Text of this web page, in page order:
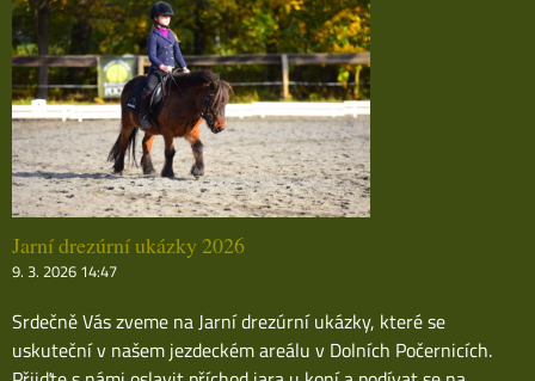
Jarní drezúrní ukázky 2026
9. 3. 2026 14:47
Srdečně Vás zveme na Jarní drezúrní ukázky, které se
uskuteční v našem jezdeckém areálu v Dolních Počernicích.